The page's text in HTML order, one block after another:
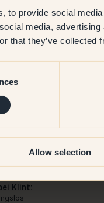
to provide social
media,
that they’ve
Allow selection
mit: 130 — Ladybug
Farbe, passt perfekt
Klint: